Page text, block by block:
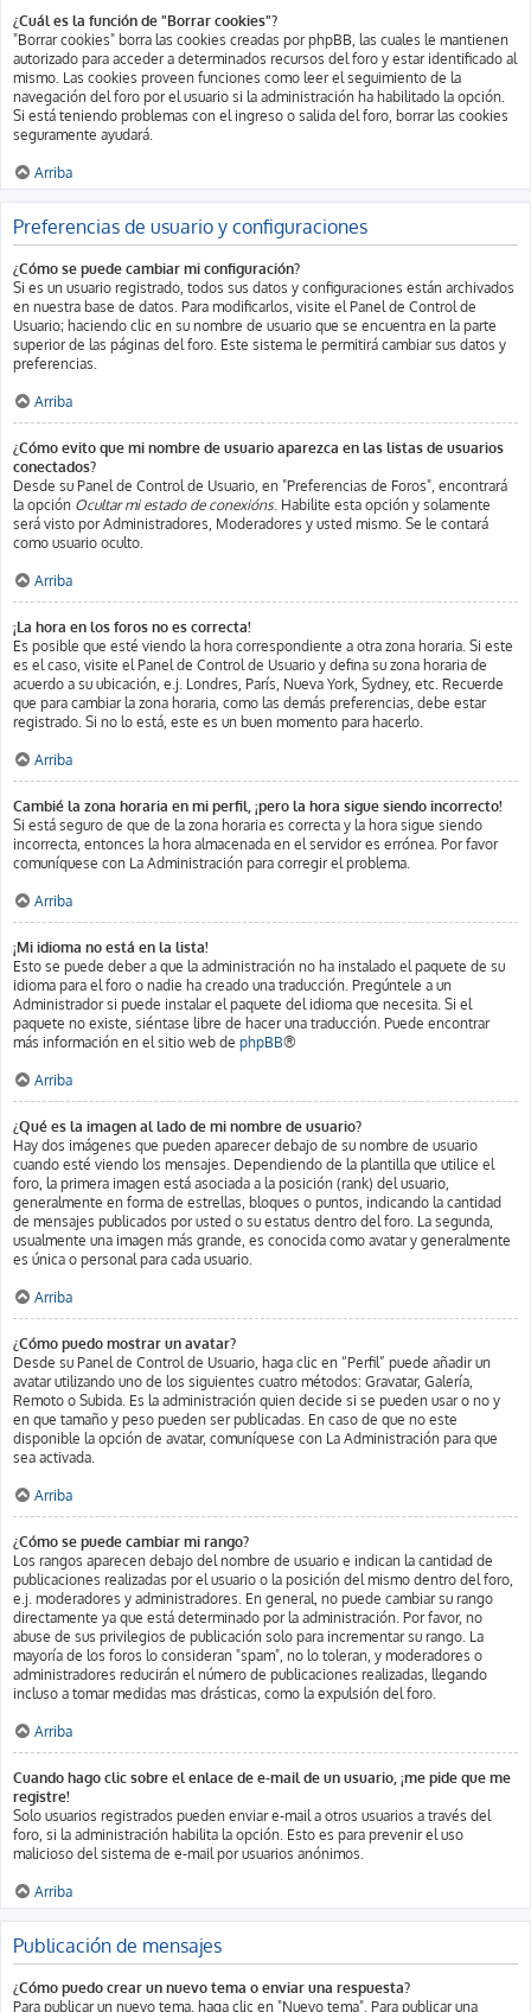
¿Cuál es la función de "Borrar cookies"?
"Borrar cookies" borra las cookies creadas por phpBB, las cuales le mantienen
autorizado para acceder a determinados recursos del foro y estar identificado al
mismo. Las cookies proveen funciones como leer el seguimiento de la
navegación del foro por el usuario si la administración ha habilitado la opción.
Si está teniendo problemas con el ingreso o salida del foro, borrar las cookies
seguramente ayudará.
Arriba
Preferencias de usuario y configuraciones
¿Cómo se puede cambiar mi configuración?
Si es un usuario registrado, todos sus datos y configuraciones están archivados
en nuestra base de datos. Para modificarlos, visite el Panel de Control de
Usuario; haciendo clic en su nombre de usuario que se encuentra en la parte
superior de las páginas del foro. Este sistema le permitirá cambiar sus datos y
preferencias.
Arriba
¿Cómo evito que mi nombre de usuario aparezca en las listas de usuarios
conectados?
Desde su Panel de Control de Usuario, en "Preferencias de Foros", encontrará
la opción Ocultar mi estado de conexións. Habilite esta opción y solamente
será visto por Administradores, Moderadores y usted mismo. Se le contará
como usuario oculto.
Arriba
¡La hora en los foros no es correcta!
Es posible que esté viendo la hora correspondiente a otra zona horaria. Si este
es el caso, visite el Panel de Control de Usuario y defina su zona horaria de
acuerdo a su ubicación, e.j. Londres, París, Nueva York, Sydney, etc. Recuerde
que para cambiar la zona horaria, como las demás preferencias, debe estar
registrado. Si no lo está, este es un buen momento para hacerlo.
Arriba
Cambié la zona horaria en mi perfil, ¡pero la hora sigue siendo incorrecto!
Si está seguro de que de la zona horaria es correcta y la hora sigue siendo
incorrecta, entonces la hora almacenada en el servidor es errónea. Por favor
comuníquese con La Administración para corregir el problema.
Arriba
¡Mi idioma no está en la lista!
Esto se puede deber a que la administración no ha instalado el paquete de su
idioma para el foro o nadie ha creado una traducción. Pregúntele a un
Administrador si puede instalar el paquete del idioma que necesita. Si el
paquete no existe, siéntase libre de hacer una traducción. Puede encontrar
más información en el sitio web de phpBB®
Arriba
¿Qué es la imagen al lado de mi nombre de usuario?
Hay dos imágenes que pueden aparecer debajo de su nombre de usuario
cuando esté viendo los mensajes. Dependiendo de la plantilla que utilice el
foro, la primera imagen está asociada a la posición (rank) del usuario,
generalmente en forma de estrellas, bloques o puntos, indicando la cantidad
de mensajes publicados por usted o su estatus dentro del foro. La segunda,
usualmente una imagen más grande, es conocida como avatar y generalmente
es única o personal para cada usuario.
Arriba
¿Cómo puedo mostrar un avatar?
Desde su Panel de Control de Usuario, haga clic en “Perfil” puede añadir un
avatar utilizando uno de los siguientes cuatro métodos: Gravatar, Galería,
Remoto o Subida. Es la administración quien decide si se pueden usar o no y
en que tamaño y peso pueden ser publicadas. En caso de que no este
disponible la opción de avatar, comuníquese con La Administración para que
sea activada.
Arriba
¿Cómo se puede cambiar mi rango?
Los rangos aparecen debajo del nombre de usuario e indican la cantidad de
publicaciones realizadas por el usuario o la posición del mismo dentro del foro,
e.j. moderadores y administradores. En general, no puede cambiar su rango
directamente ya que está determinado por la administración. Por favor, no
abuse de sus privilegios de publicación solo para incrementar su rango. La
mayoría de los foros lo consideran "spam", no lo toleran, y moderadores o
administradores reducirán el número de publicaciones realizadas, llegando
incluso a tomar medidas mas drásticas, como la expulsión del foro.
Arriba
Cuando hago clic sobre el enlace de e-mail de un usuario, ¡me pide que me
registre!
Solo usuarios registrados pueden enviar e-mail a otros usuarios a través del
foro, si la administración habilita la opción. Esto es para prevenir el uso
malicioso del sistema de e-mail por usuarios anónimos.
Arriba
Publicación de mensajes
¿Cómo puedo crear un nuevo tema o enviar una respuesta?
Para publicar un nuevo tema, haga clic en "Nuevo tema". Para publicar una